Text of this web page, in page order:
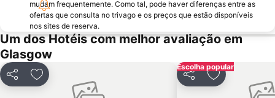
mudam frequentemente. Como tal, pode haver diferenças entre as
ofertas que consulta no trivago e os preços que estão disponíveis
nos sites de reserva.
Um dos Hotéis com melhor avaliação em
Glasgow
PartilharAdicionar aos favoritos
Escolha popular
PartilharAdicionar